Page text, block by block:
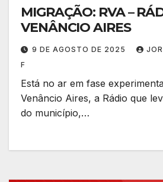
MIGRAÇÃO: RVA –
VENÂNCIO AIRES
9 DE AGOSTO DE 2025
F
Está no ar em fase
Venâncio Aires, a Rádio que
do município,…